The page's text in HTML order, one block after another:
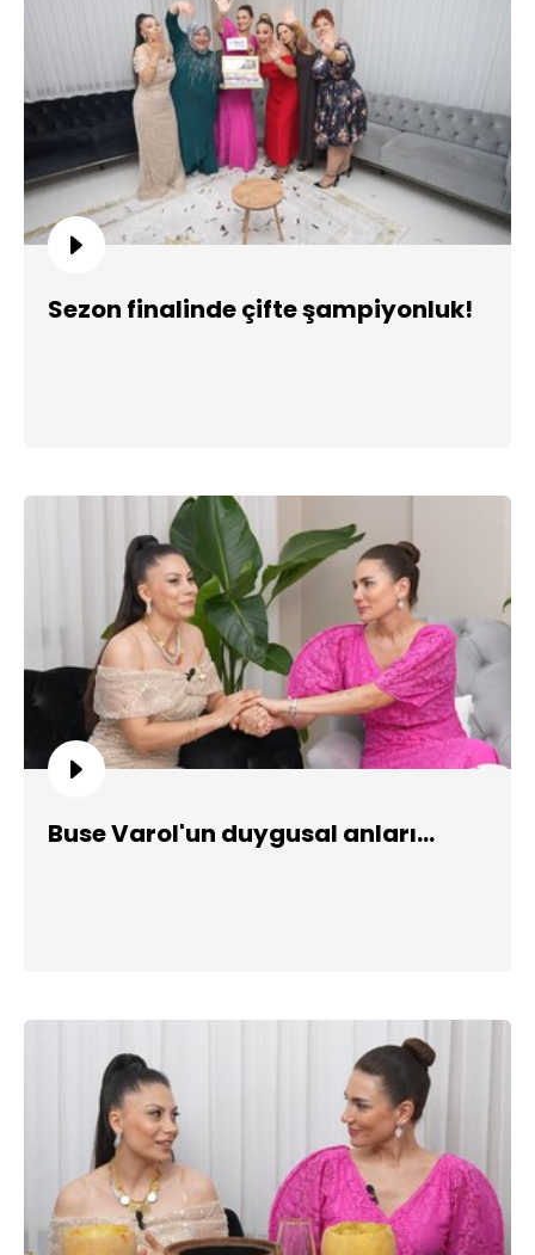
Sezon finalinde çifte şampiyonluk!
Buse Varol'un duygusal anları...